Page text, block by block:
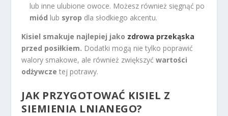
lub inne ulubione owoce. Możesz również sięgnąć po
miód lub syrop dla słodkiego akcentu.
Kisiel smakuje najlepiej jako zdrowa przekąska
przed posiłkiem. Dodatki mogą nie tylko poprawić
walory smakowe, ale również zwiększyćwartości
odżywcze tej potrawy.
JAK PRZYGOTOWAĆ KISIEL Z
SIEMIENIA LNIANEGO?